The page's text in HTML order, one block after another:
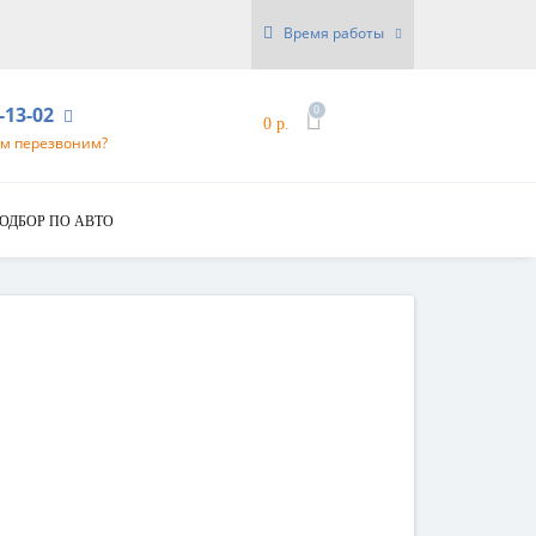
Время работы
02
перезвоним?
0 р.
0
ПО АВТО